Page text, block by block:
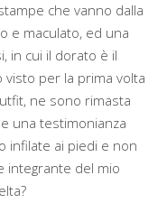
che vanno dalla
e maculato, ed una
in cui il dorato è il
per la prima volta
ne sono rimasta
una testimonianza
infilate ai piedi e non
integrante del mio